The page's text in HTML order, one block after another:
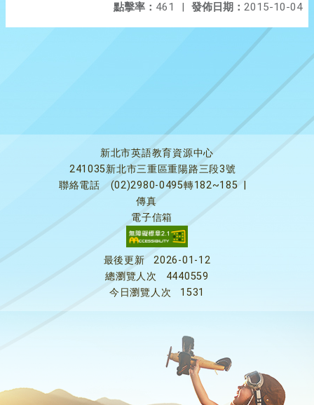
發佈日期： 2015-10-04
點擊率： 461 |
新北市英語教育資源中心
241035新北市三重區重陽路三段3號
聯絡電話
(02)2980-0495轉182~185
傳真
電子信箱
最後更新
2026-01-12
總瀏覽人次
4440559
今日瀏覽人次
1531